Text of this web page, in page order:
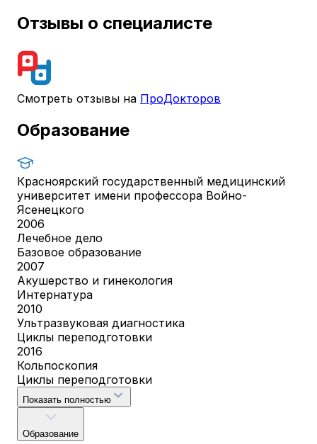
Отзывы о специалисте
Смотреть отзывы на ПроДокторов
Образование
Красноярский государственный медицинский
университет имени профессора Войно-
Ясенецкого
2006
Лечебное дело
Базовое образование
2007
Акушерство и гинекология
Интернатура
2010
Ультразвуковая диагностика
Циклы переподготовки
2016
Кольпоскопия
Циклы переподготовки
Показать полностью
Образование